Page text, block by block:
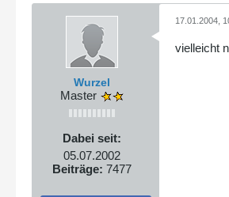
Wurzel
Master
Dabei seit:
05.07.2002
Beiträge: 7477
17.01.2004,
vielleicht